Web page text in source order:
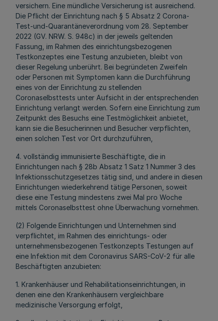
versichern. Eine mündliche Versicherung ist ausreichend.
Die Pflicht der Einrichtung nach § 5 Absatz 2 Corona-
Test-und-Quarantäneverordnung vom 28. September
2022 (GV. NRW. S. 948c) in der jeweils geltenden
Fassung, im Rahmen des einrichtungsbezogenen
Testkonzeptes eine Testung anzubieten, bleibt von
dieser Regelung unberührt. Bei begründeten Zweifeln
oder Personen mit Symptomen kann die Durchführung
eines von der Einrichtung zu stellenden
Coronaselbsttests unter Aufsicht in der entsprechenden
Einrichtung verlangt werden. Sofern eine Einrichtung zum
Zeitpunkt des Besuchs eine Testmöglichkeit anbietet,
kann sie die Besucherinnen und Besucher verpflichten,
einen solchen Test vor Ort durchzuführen,
4. vollständig immunisierte Beschäftigte, die in
Einrichtungen nach § 28b Absatz 1 Satz 1 Nummer 3 des
Infektionsschutzgesetzes tätig sind, und andere in diesen
Einrichtungen wiederkehrend tätige Personen, soweit
diese eine Testung mindestens zwei Mal pro Woche
mittels Coronaselbsttest ohne Überwachung vornehmen.
(2) Folgende Einrichtungen und Unternehmen sind
verpflichtet, im Rahmen des einrichtungs- oder
unternehmensbezogenen Testkonzepts Testungen auf
eine Infektion mit dem Coronavirus SARS-CoV-2 für alle
Beschäftigten anzubieten:
1. Krankenhäuser und Rehabilitationseinrichtungen, in
denen eine den Krankenhäusern vergleichbare
medizinische Versorgung erfolgt,